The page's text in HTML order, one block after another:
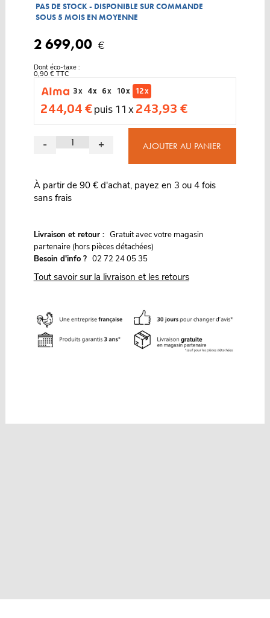
PAS DE STOCK - DISPONIBLE SUR COMMANDE
SOUS 5 MOIS EN MOYENNE
2 699,00 €
Dont éco-taxe :
0,90 € TTC
3 x
4 x 6 x 10 x 12 x
244,04 €puis 11 x 243,93 €
- + AJOUTER AU PANIER
À partir de 90 € d'achat, payez en 3 ou 4 fois
sans frais
Livraison et retour : Gratuit avec votre magasin
partenaire (hors pièces détachées)
Besoin d'info ? 02 72 24 05 35
Tout savoir sur la livraison et les retours